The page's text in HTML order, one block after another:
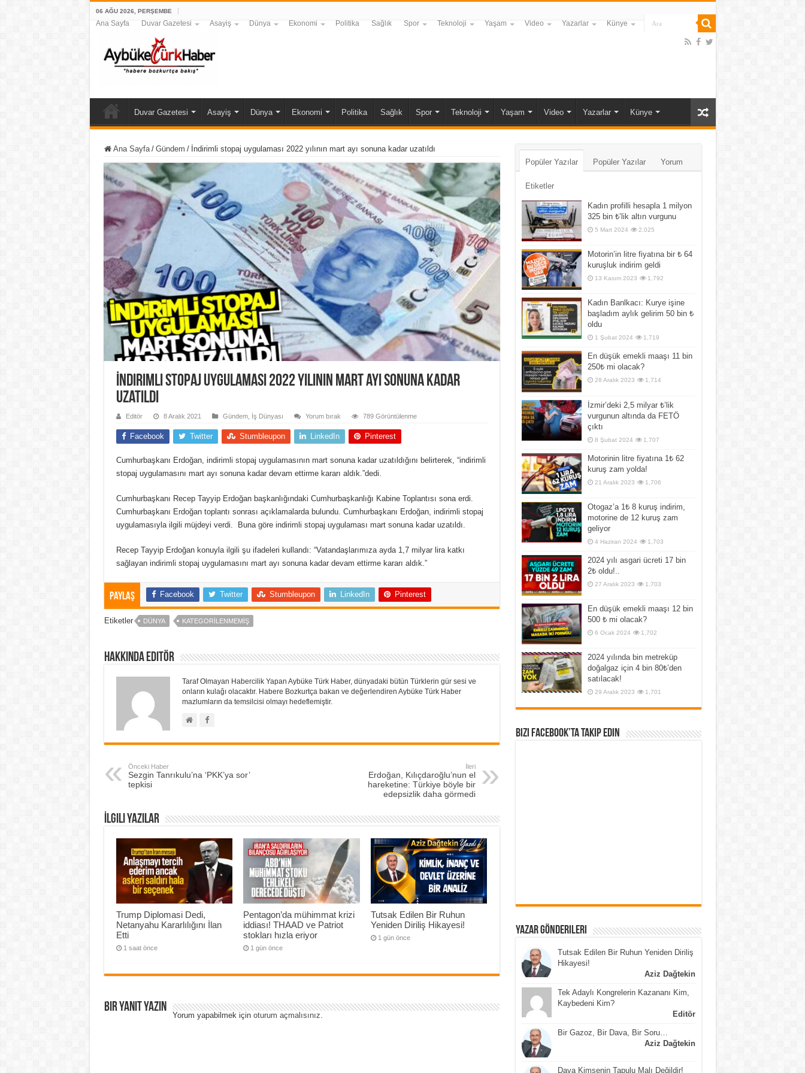
06 AĞU 2026, PERŞEMBE
Ana Sayfa Duvar Gazetesi Asayiş Dünya Ekonomi Politika Sağlık Spor Teknoloji Yaşam Video Yazarlar Künye
Duvar Gazetesi Asayiş Dünya Ekonomi Politika Sağlık Spor Teknoloji Yaşam Video Yazarlar Künye
Ana Sayfa / Gündem / İndirimli stopaj uygulaması 2022 yılının mart ayı sonuna kadar uzatıldı
İndirimli stopaj uygulaması 2022 yılının mart ayı sonuna kadar
uzatıldı
Editör 8 Aralık 2021 Gündem, İş Dünyası Yorum bırak 789 Görüntülenme
Facebook Twitter Stumbleupon LinkedIn Pinterest
Cumhurbaşkanı Erdoğan, indirimli stopaj uygulamasının mart sonuna kadar uzatıldığını belirterek, “indirimli
stopaj uygulamasını mart ayı sonuna kadar devam ettirme kararı aldık.”dedi.
Cumhurbaşkanı Recep Tayyip Erdoğan başkanlığındaki Cumhurbaşkanlığı Kabine Toplantısı sona erdi.
Cumhurbaşkanı Erdoğan toplantı sonrası açıklamalarda bulundu. Cumhurbaşkanı Erdoğan, indirimli stopaj
uygulamasıyla ilgili müjdeyi verdi. Buna göre indirimli stopaj uygulaması mart sonuna kadar uzatıldı.
Recep Tayyip Erdoğan konuyla ilgili şu ifadeleri kullandı: “Vatandaşlarımıza ayda 1,7 milyar lira katkı
sağlayan indirimli stopaj uygulamasını mart ayı sonuna kadar devam ettirme kararı aldık.”
Paylaş Facebook Twitter Stumbleupon LinkedIn Pinterest
Etiketler DÜNYA KATEGORILENMEMIŞ
Hakkında Editör
Taraf Olmayan Habercilik Yapan Aybüke Türk Haber, dünyadaki bütün Türklerin gür sesi ve
onların kulağı olacaktır. Habere Bozkurtça bakan ve değerlendiren Aybüke Türk Haber
mazlumların da temsilcisi olmayı hedeflemiştir.
Önceki Haber
Sezgin Tanrıkulu’na ‘PKK’ya sor’
tepkisi
İleri
Erdoğan, Kılıçdaroğlu’nun el
hareketine: Türkiye böyle bir
edepsizlik daha görmedi
İlgili Yazılar
Trump Diplomasi Dedi,
Netanyahu Kararlılığını İlan
Etti
1 saat önce
Pentagon’da mühimmat krizi
iddiası! THAAD ve Patriot
stokları hızla eriyor
1 gün önce
Tutsak Edilen Bir Ruhun
Yeniden Diriliş Hikayesi!
1 gün önce
Bir yanıt yazın
Yorum yapabilmek için oturum açmalısınız
Popüler Yazılar Popüler Yazılar Yorum
Etiketler
Kadın profilli hesapla 1 milyon
325 bin ₺’lik altın vurgunu
5 Mart 2024 2,025
Motorin’in litre fiyatına bir ₺ 64
kuruşluk indirim geldi
13 Kasım 2023 1,792
Kadın Banlkacı: Kurye işine
başladım aylık gelirim 50 bin ₺
oldu
1 Şubat 2024 1,719
En düşük emekli maaşı 11 bin
250₺ mi olacak?
28 Aralık 2023 1,714
İzmir’deki 2,5 milyar ₺’lik
vurgunun altında da FETÖ
çıktı
8 Şubat 2024 1,707
Motorinin litre fiyatına 1₺ 62
kuruş zam yolda!
21 Aralık 2023 1,706
Otogaz’a 1₺ 8 kuruş indirim,
motorine de 12 kuruş zam
geliyor
4 Haziran 2024 1,703
2024 yılı asgari ücreti 17 bin
2₺ oldu!..
27 Aralık 2023 1,703
En düşük emekli maaşı 12 bin
500 ₺ mi olacak?
6 Ocak 2024 1,702
2024 yılında bin metreküp
doğalgaz için 4 bin 80₺’den
satılacak!
29 Aralık 2023 1,701
Bizi Facebook’ta Takip Edin
Yazar Gönderileri
Tutsak Edilen Bir Ruhun Yeniden Diriliş
Hikayesi!
Aziz Dağtekin
Tek Adaylı Kongrelerin Kazananı Kim,
Kaybedeni Kim?
Editör
Bir Gazoz, Bir Dava, Bir Soru…
Aziz Dağtekin
Dava Kimsenin Tapulu Malı Değildir!